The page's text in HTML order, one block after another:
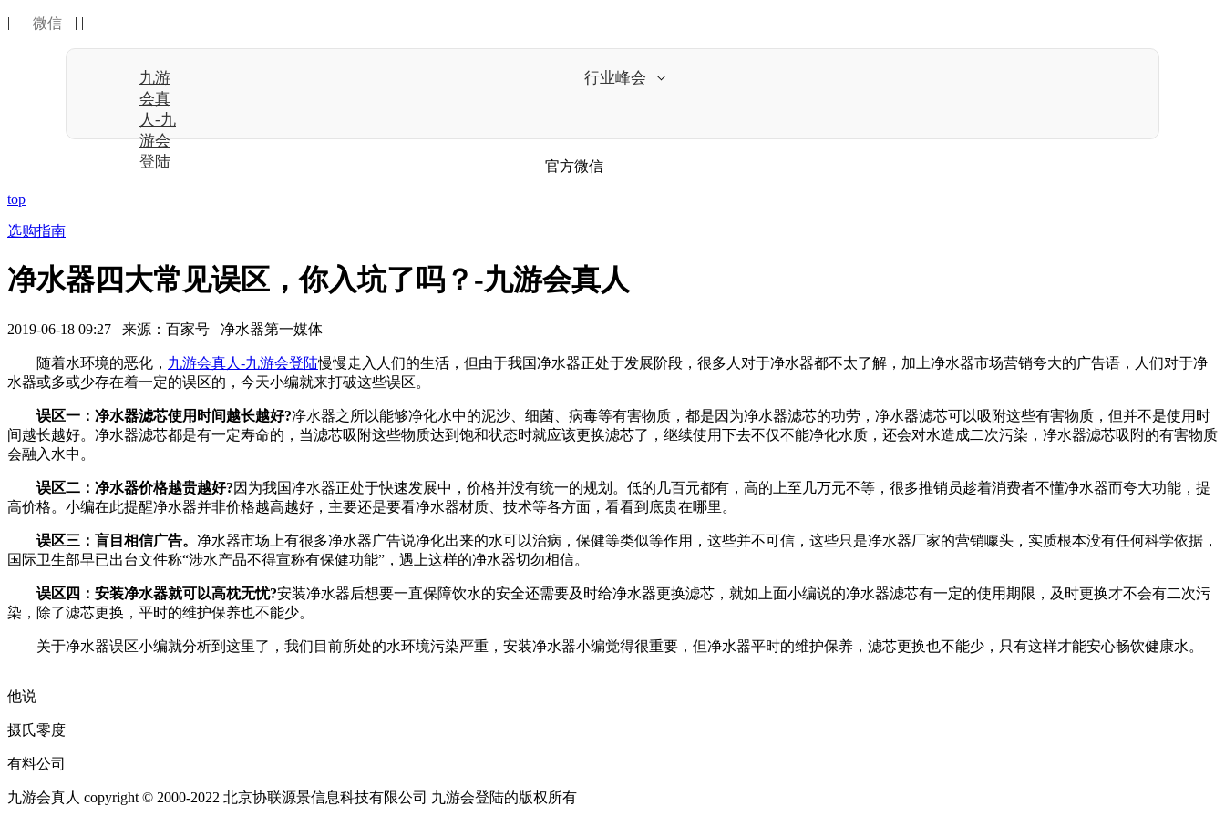
| | 微信 | |
九游
会真
人-九
游会
登陆
行业峰会
官方微信
top
选购指南
净水器四大常见误区，你入坑了吗？-九游会真人
2019-06-18 09:27 来源：百家号 净水器第一媒体
随着水环境的恶化， 九游会真人-九游会登陆慢慢走入人们的生活，但由于我国净水器正处于发展阶段，很多人对于净水器都不太了解，加上净水器市场营销夸大的广告语，人们对于净
水器或多或少存在着一定的误区的，今天小编就来打破这些误区。
误区一：净水器滤芯使用时间越长越好?净水器之所以能够净化水中的泥沙、细菌、病毒等有害物质，都是因为净水器滤芯的功劳，净水器滤芯可以吸附这些有害物质，但并不是使用时
间越长越好。净水器滤芯都是有一定寿命的，当滤芯吸附这些物质达到饱和状态时就应该更换滤芯了，继续使用下去不仅不能净化水质，还会对水造成二次污染，净水器滤芯吸附的有害物质
会融入水中。
误区二：净水器价格越贵越好?因为我国净水器正处于快速发展中，价格并没有统一的规划。低的几百元都有，高的上至几万元不等，很多推销员趁着消费者不懂净水器而夸大功能，提
高价格。小编在此提醒净水器并非价格越高越好，主要还是要看净水器材质、技术等各方面，看看到底贵在哪里。
误区三：盲目相信广告。 净水器市场上有很多净水器广告说净化出来的水可以治病，保健等类似等作用，这些并不可信，这些只是净水器厂家的营销噱头，实质根本没有任何科学依据，
国际卫生部早已出台文件称“涉水产品不得宣称有保健功能”，遇上这样的净水器切勿相信。
误区四：安装净水器就可以高枕无忧?安装净水器后想要一直保障饮水的安全还需要及时给净水器更换滤芯，就如上面小编说的净水器滤芯有一定的使用期限，及时更换才不会有二次污
染，除了滤芯更换，平时的维护保养也不能少。
关于净水器误区小编就分析到这里了，我们目前所处的水环境污染严重，安装净水器小编觉得很重要，但净水器平时的维护保养，滤芯更换也不能少，只有这样才能安心畅饮健康水。
他说
摄氏零度
有料公司
九游会真人 copyright © 2000-2022 北京协联源景信息科技有限公司 九游会登陆的版权所有 |